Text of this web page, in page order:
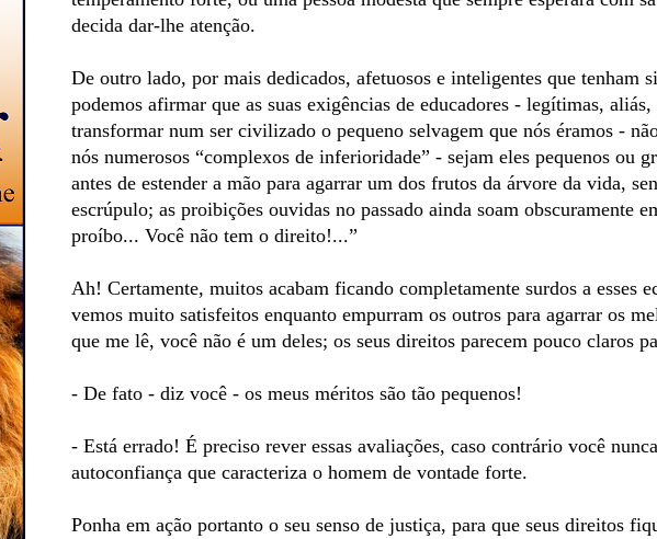
decida dar-lhe atenção.
De outro lado, por mais dedicados, afetuosos e inteligentes que tenham
podemos afirmar que as suas exigências de educadores - legítimas,
transformar num ser civilizado o pequeno selvagem que nós éramos -
nós numerosos “complexos de inferioridade” - sejam eles pequenos ou
antes de estender a mão para agarrar um dos frutos da árvore da vida,
escrúpulo; as proibições ouvidas no passado ainda soam obscuramente
proíbo... Você não tem o direito!...”
Ah! Certamente, muitos acabam ficando completamente surdos a esses
vemos muito satisfeitos enquanto empurram os outros para agarrar os
que me lê, você não é um deles; os seus direitos parecem pouco claros
- De fato - diz você - os meus méritos são tão pequenos!
- Está errado! É preciso rever essas avaliações, caso contrário você
autoconfiança que caracteriza o homem de vontade forte.
Ponha em ação portanto o seu senso de justiça, para que seus direitos